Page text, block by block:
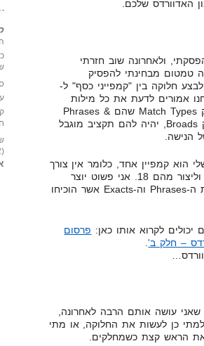
ולאחרונה שוב חזרתי
טמטום מבחינתי להפסיק
חלוקה בין "קמפייני כסף" ל-
אמורים לדעת את כל מילות
המפתח הממירות, אז קמפייני הכסף יכילו רק Match Types שהם Phrases &
Exacts, לעומת זאת קמפייני המחקר יכילו רק Broads, יהיה להם תקציב מוגבל
הנישה.
הוא קמפיין אחד, כלומר אין צורך
לקחת את כל 9 הקמפיינים אשר יצרנו קודם, וליצור מהם 18. אני פשוט יוצר
קמפיין חדש של Broads, ומוסיף לשם רק את ה-Phrases וה-Exacts אשר הוכיחו
לקרוא אותו כאן: פרסום
– חלק ב'.
שאני עושה אותם הרבה לאחרונה,
כן לעשות את החלוקה, או מתי
את הראש קצת כשמחלקים.
(92)